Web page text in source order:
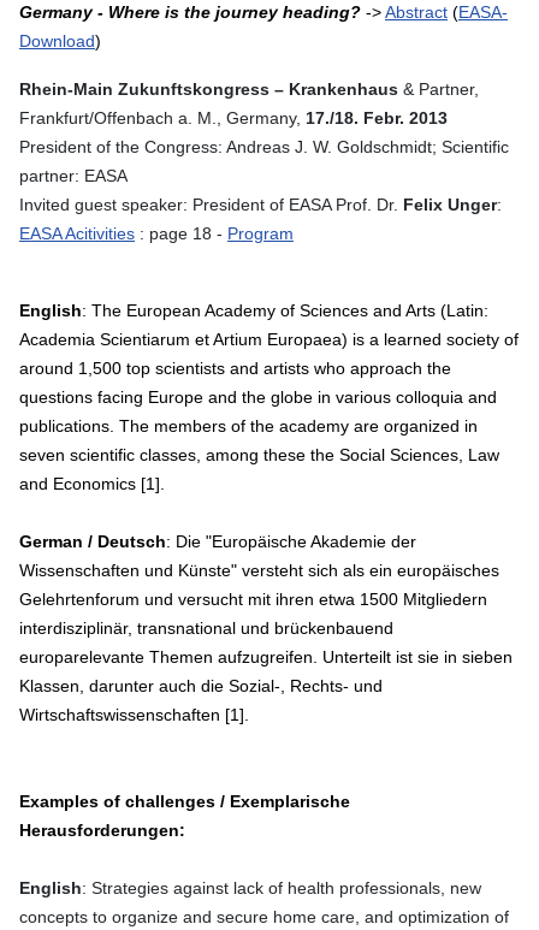
Germany - Where is the journey heading? ->Abstract (EASA-
Download)
Rhein-Main Zukunftskongress – Krankenhaus & Partner,
Frankfurt/Offenbach a. M., Germany, 17./18. Febr. 2013
President of the Congress: Andreas J. W. Goldschmidt; Scientific
partner: EASA
Invited guest speaker: President of EASA Prof. Dr. Felix Unger:
EASA Acitivities : page 18 - Program
English: The European Academy of Sciences and Arts (Latin:
Academia Scientiarum et Artium Europaea) is a learned society of
around 1,500 top scientists and artists who approach the
questions facing Europe and the globe in various colloquia and
publications. The members of the academy are organized in
seven scientific classes, among these the Social Sciences, Law
and Economics [1].
German / Deutsch: Die "Europäische Akademie der
Wissenschaften und Künste" versteht sich als ein europäisches
Gelehrtenforum und versucht mit ihren etwa 1500 Mitgliedern
interdisziplinär, transnational und brückenbauend
europarelevante Themen aufzugreifen. Unterteilt ist sie in sieben
Klassen, darunter auch die Sozial-, Rechts- und
Wirtschaftswissenschaften [1].
Examples of challenges / Exemplarische
Herausforderungen:
English: Strategies against lack of health professionals, new
concepts to organize and secure home care, and optimization of